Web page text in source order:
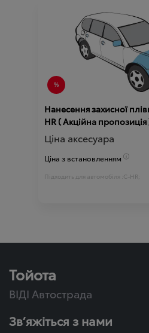
Нанесення захисної
HR ( Акційна пропозиція
Ціна аксесуара
Ціна з встановленням
Підходить для автомобіля :C-HR;
Тойота
ВІДІ Автострада
Зв’яжіться з нами